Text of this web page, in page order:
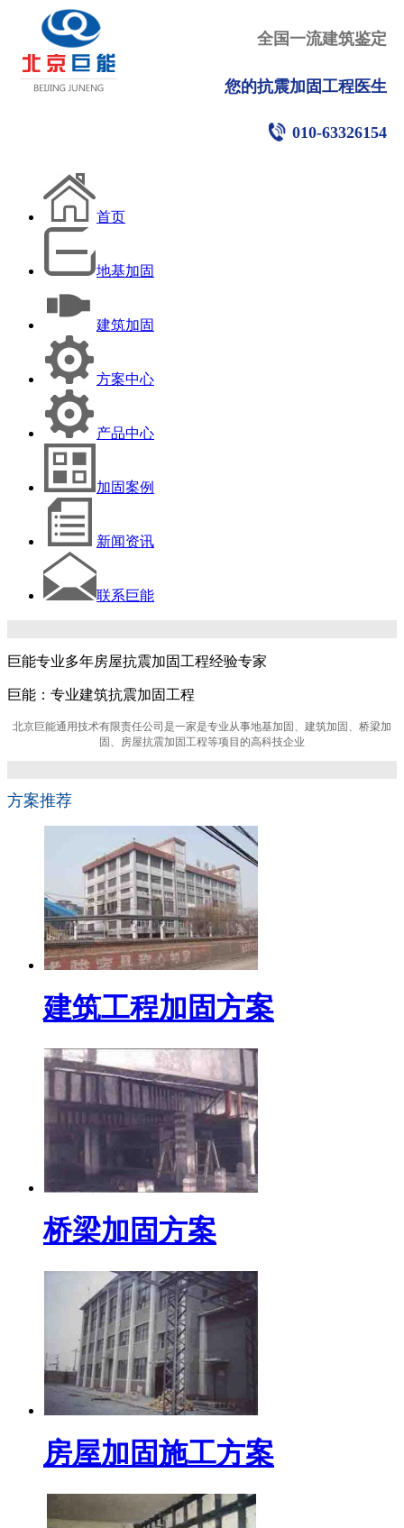
全国一流建筑鉴定
您的抗震加固工程医生
010-63326154
首页
地基加固
建筑加固
方案中心
产品中心
加固案例
新闻资讯
联系巨能
巨能专业多年房屋抗震加固工程经验专家
巨能：专业建筑抗震加固工程
北京巨能通用技术有限责任公司是一家是专业从事地基加固、建筑加固、桥梁加
固、房屋抗震加固工程等项目的高科技企业
方案推荐
建筑工程加固方案
桥梁加固方案
房屋加固施工方案